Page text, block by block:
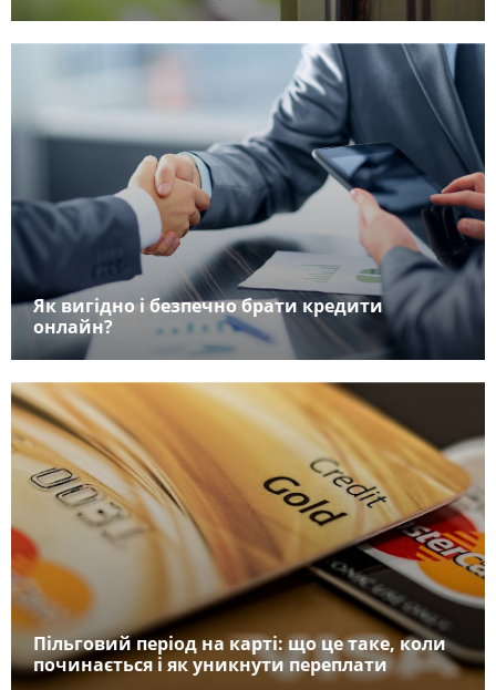
Як вигідно і безпечно брати кредити
онлайн?
Пільговий період на карті: що це таке, коли
починається і як уникнути переплати